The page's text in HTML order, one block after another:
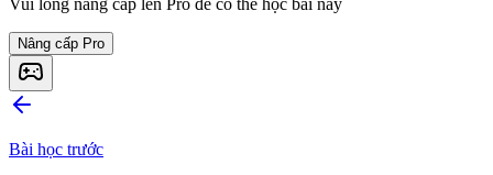
Nâng cấp Pro
Bài học trước